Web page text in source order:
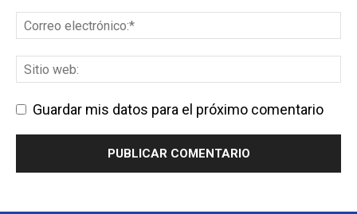
Guardar mis datos para el próximo comentario